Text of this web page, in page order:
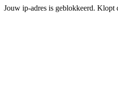
Jouw ip-adres is geblokkeerd. Klopt